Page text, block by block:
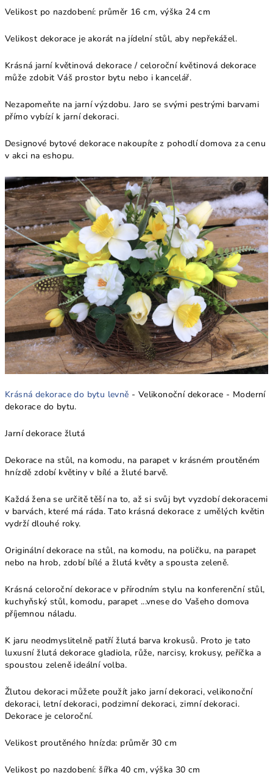
Velikost po nazdobení: průměr 16 cm, výška 24 cm
Velikost dekorace je akorát na jídelní stůl, aby nepřekážel.
Krásná jarní květinová dekorace / celoroční květinová dekorace
může zdobit Váš prostor bytu nebo i kancelář.
Nezapomeňte na jarní výzdobu. Jaro se svými pestrými barvami
přímo vybízí k jarní dekoraci.
Designové bytové dekorace nakoupíte z pohodlí domova za cenu
v akci na eshopu.
Krásná dekorace do bytu levně - Velikonoční dekorace - Moderní
dekorace do bytu.
Jarní dekorace žlutá
Dekorace na stůl, na komodu, na parapet v krásném proutěném
hnízdě zdobí květiny v bílé a žluté barvě.
Každá žena se určitě těší na to, až si svůj byt vyzdobí dekoracemi
v barvách, které má ráda. Tato krásná dekorace z umělých květin
vydrží dlouhé roky.
Originální dekorace na stůl, na komodu, na poličku, na parapet
nebo na hrob, zdobí bílé a žlutá květy a spousta zeleně.
Krásná celoroční dekorace v přírodním stylu na konferenční stůl,
kuchyňský stůl, komodu, parapet ...vnese do Vašeho domova
příjemnou náladu.
K jaru neodmyslitelně patří žlutá barva krokusů. Proto je tato
luxusní žlutá dekorace gladiola, růže, narcisy, krokusy, peříčka a
spoustou zeleně ideální volba.
Žlutou dekoraci můžete použít jako jarní dekoraci, velikonoční
dekoraci, letní dekoraci, podzimní dekoraci, zimní dekoraci.
Dekorace je celoroční.
Velikost proutěného hnízda: průměr 30 cm
Velikost po nazdobení: šířka 40 cm, výška 30 cm